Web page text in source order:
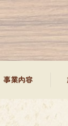
事業内容
外装塗装工事、屋根塗